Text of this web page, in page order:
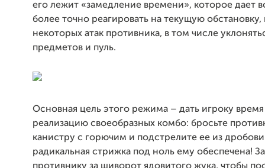
его лежит «замедление времени», которое дает
более точно реагировать на текущую обстановку,
некоторых атак противника, в том числе
предметов и пуль.
Основная цель этого режима – дать игроку время
реализацию своеобразных комбо: бросьте
канистру с горючим и подстрелите ее из
радикальная стрижка под ноль ему обеспечена!